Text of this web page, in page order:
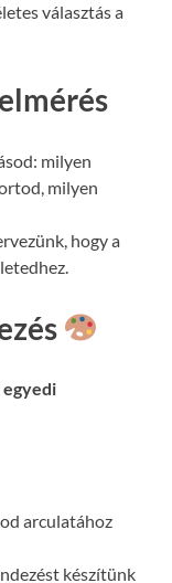
választás a
milyen
milyen
hogy a
egyedi
arculatához
készítünk